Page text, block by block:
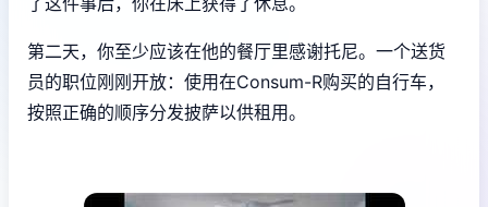
第二天，你至少应该在他的餐厅里感谢托尼。一个送货
员的职位刚刚开放：使用在Consum-R购买的自行车，
按照正确的顺序分发披萨以供租用。